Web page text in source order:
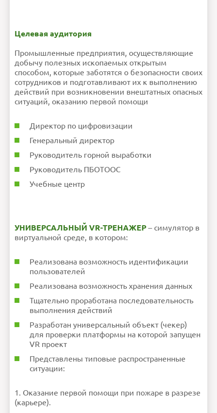
Целевая аудитория
Промышленные предприятия, осуществляющие
добычу полезных ископаемых открытым
способом, которые заботятся о безопасности своих
сотрудников и подготавливают их к выполнению
действий при возникновении внештатных опасных
ситуаций, оказанию первой помощи
Директор по цифровизации
Генеральный директор
Руководитель горной выработки
Руководитель ПБОТООС
Учебные центр
УНИВЕРСАЛЬНЫЙ VR-ТРЕНАЖЕР – симулятор в
виртуальной среде, в котором:
Реализована возможность идентификации
пользователей
Реализована возможность хранения данных
Тщательно проработана последовательность
выполнения действий
Разработан универсальный объект (чекер)
для проверки платформы на которой запущен
VR проект
Представлены типовые распространенные
ситуации:
Оказание первой помощи при пожаре в разрезе
(карьере).